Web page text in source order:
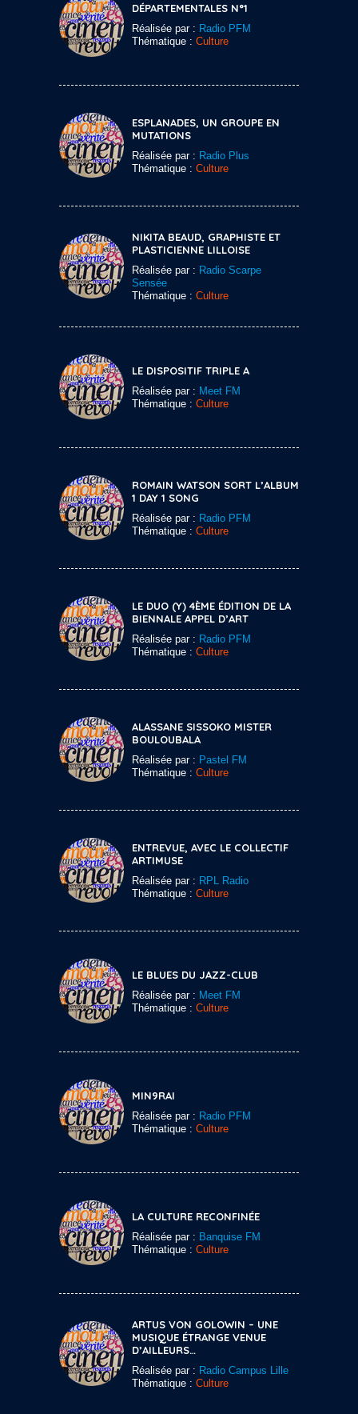
DÉPARTEMENTALES N°1
Réalisée par : Radio PFM
Thématique : Culture
ESPLANADES, UN GROUPE EN
MUTATIONS
Réalisée par : Radio Plus
Thématique : Culture
NIKITA BEAUD, GRAPHISTE ET
PLASTICIENNE LILLOISE
Réalisée par : Radio Scarpe
Sensée
Thématique : Culture
LE DISPOSITIF TRIPLE A
Réalisée par : Meet FM
Thématique : Culture
ROMAIN WATSON SORT L’ALBUM
1 DAY 1 SONG
Réalisée par : Radio PFM
Thématique : Culture
LE DUO (Y) 4ÈME ÉDITION DE LA
BIENNALE APPEL D’ART
Réalisée par : Radio PFM
Thématique : Culture
ALASSANE SISSOKO MISTER
BOULOUBALA
Réalisée par : Pastel FM
Thématique : Culture
ENTREVUE, AVEC LE COLLECTIF
ARTIMUSE
Réalisée par : RPL Radio
Thématique : Culture
LE BLUES DU JAZZ-CLUB
Réalisée par : Meet FM
Thématique : Culture
MIN9RAI
Réalisée par : Radio PFM
Thématique : Culture
LA CULTURE RECONFINÉE
Réalisée par : Banquise FM
Thématique : Culture
ARTUS VON GOLOWIN – UNE
MUSIQUE ÉTRANGE VENUE
D’AILLEURS…
Réalisée par : Radio Campus Lille
Thématique : Culture